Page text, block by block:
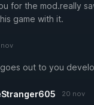
for the mod.really
game with it.
nov
out to you
20 nov